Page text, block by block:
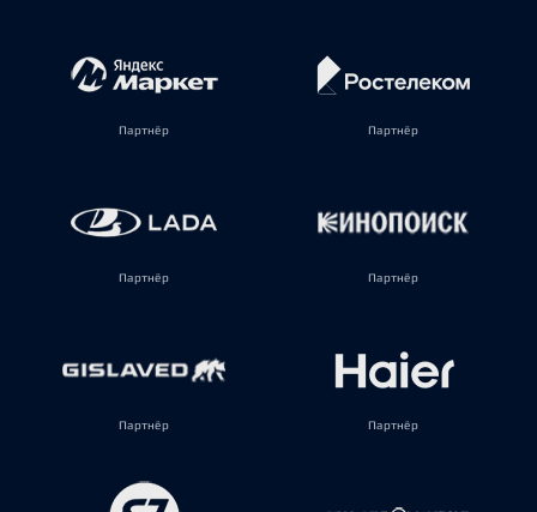
Партнёр Партнёр
Партнёр Партнёр
Партнёр Партнёр